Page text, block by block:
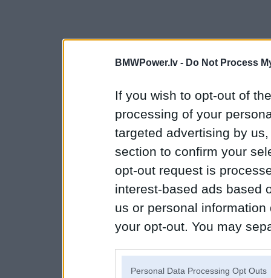
BMWPower.lv - Do Not Process
If you wish to opt-out of
processing of your
targeted advertising by
section to confirm your
opt-out request is
interest-based ads based
us or personal
your opt-out. You may
Personal Data Processing Opt Outs